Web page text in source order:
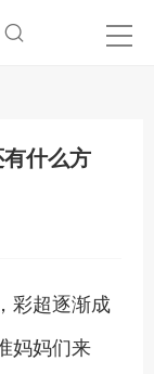
什么方
超逐渐成
妈妈们来